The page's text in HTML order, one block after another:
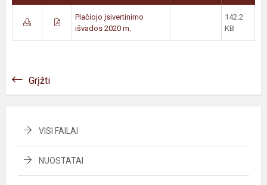
Plačiojo įsivertinimo
išvados 2020 m.
142.2
KB
Grįžti
VISI FAILAI
NUOSTATAI